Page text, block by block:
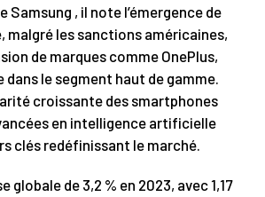
Samsung , il note l’émergence de
malgré les sanctions américaines,
de marques comme OnePlus,
dans le segment haut de gamme.
croissante des smartphones
en intelligence artificielle
clés redéfinissant le marché.
globale de 3,2 % en 2023, avec 1,17